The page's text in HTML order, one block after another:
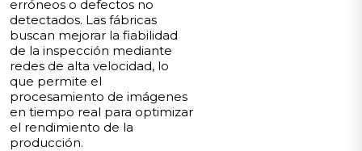
erróneos o defectos no
detectados. Las fábricas
buscan mejorar la fiabilidad
de la inspección mediante
redes de alta velocidad, lo
que permite el
procesamiento de imágenes
en tiempo real para optimizar
el rendimiento de la
producción.